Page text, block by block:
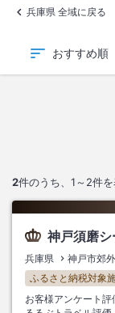
兵庫県 全域に戻る
おすすめ順
2件のうち、 1～2件
神戸須磨
兵庫県 神戸市郊
ふるさと納税対象
お客様アンケート評